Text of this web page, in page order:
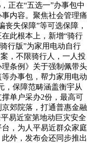
正在“五选一”办事包中
内容。聚焦社会管理痛
丧失保障”等可选保障，
此根本上，新增“骑行
行版”为家用电动自行
，不限骑行人，一人投
条例》关于强制佩带头
办事包，帮力家用电动
，保障范畴涵盖衡宇从
单户采办2份，最高可
郊院落，打通普惠金融
易近室第地动巨灾安全
，为人平易近群众家庭
外，发布会还同步推出